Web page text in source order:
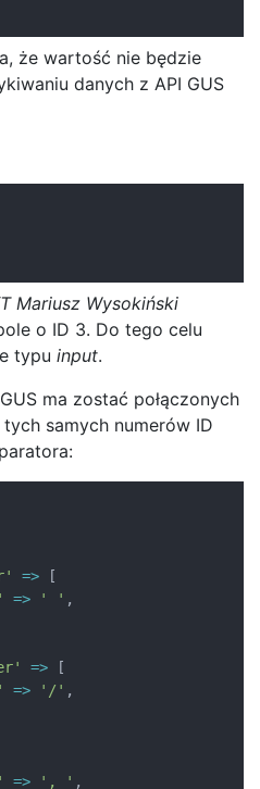
że wartość nie będzie
danych z API GUS
Mariusz Wysokiński
o ID 3. Do tego celu
typu input.
ma zostać połączonych
samych numerów ID
=>
[
=> ' ' ,
=>
[
=> '/' ,
=> ', ' ,